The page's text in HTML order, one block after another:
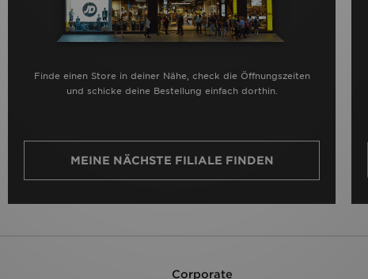
Finde einen Store in deiner Nähe, check die Öffnungszeiten
und schicke deine Bestellung einfach dorthin.
MEINE NÄCHSTE FILIALE FINDEN
Corporate